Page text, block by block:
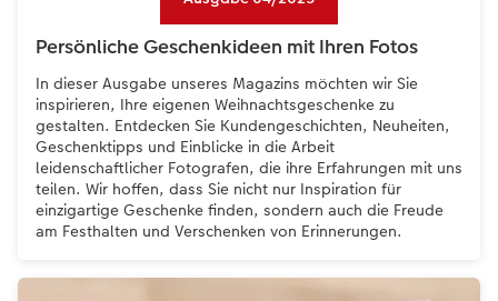
Persönliche Geschenkideen mit Ihren Fotos
In dieser Ausgabe unseres Magazins möchten wir Sie
inspirieren, Ihre eigenen Weihnachtsgeschenke zu
gestalten. Entdecken Sie Kundengeschichten, Neuheiten,
Geschenktipps und Einblicke in die Arbeit
leidenschaftlicher Fotografen, die ihre Erfahrungen mit uns
teilen. Wir hoffen, dass Sie nicht nur Inspiration für
einzigartige Geschenke finden, sondern auch die Freude
am Festhalten und Verschenken von Erinnerungen.